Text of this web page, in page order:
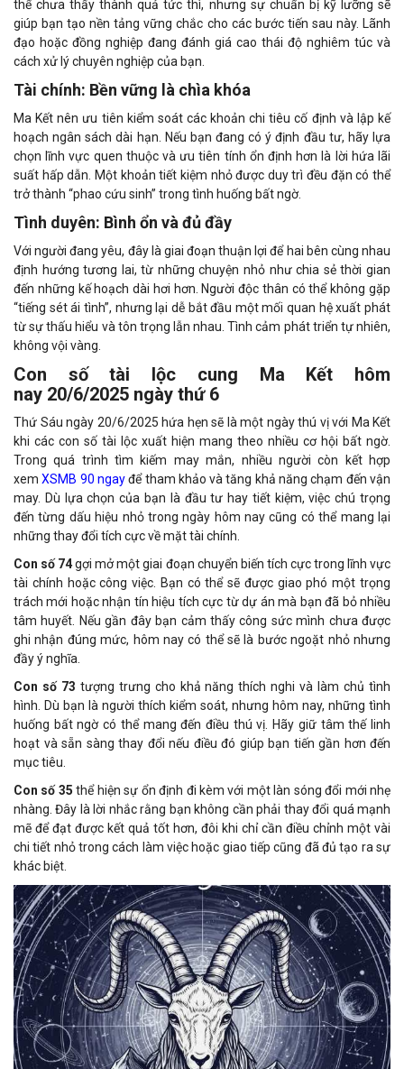
thể chưa thấy thành quả tức thì, nhưng sự chuẩn bị kỹ lưỡng sẽ
giúp bạn tạo nền tảng vững chắc cho các bước tiến sau này. Lãnh
đạo hoặc đồng nghiệp đang đánh giá cao thái độ nghiêm túc và
cách xử lý chuyên nghiệp của bạn.
Tài chính: Bền vững là chìa khóa
Ma Kết nên ưu tiên kiểm soát các khoản chi tiêu cố định và lập kế
hoạch ngân sách dài hạn. Nếu bạn đang có ý định đầu tư, hãy lựa
chọn lĩnh vực quen thuộc và ưu tiên tính ổn định hơn là lời hứa lãi
suất hấp dẫn. Một khoản tiết kiệm nhỏ được duy trì đều đặn có thể
trở thành “phao cứu sinh” trong tình huống bất ngờ.
Tình duyên: Bình ổn và đủ đầy
Với người đang yêu, đây là giai đoạn thuận lợi để hai bên cùng nhau
định hướng tương lai, từ những chuyện nhỏ như chia sẻ thời gian
đến những kế hoạch dài hơi hơn. Người độc thân có thể không gặp
“tiếng sét ái tình”, nhưng lại dễ bắt đầu một mối quan hệ xuất phát
từ sự thấu hiểu và tôn trọng lẫn nhau. Tình cảm phát triển tự nhiên,
không vội vàng.
Con số tài lộc cung Ma Kết hôm
nay 20/6/2025 ngày thứ 6
Thứ Sáu ngày 20/6/2025 hứa hẹn sẽ là một ngày thú vị với Ma Kết
khi các con số tài lộc xuất hiện mang theo nhiều cơ hội bất ngờ.
Trong quá trình tìm kiếm may mắn, nhiều người còn kết hợp
xemXSMB 90 ngayđể tham khảo và tăng khả năng chạm đến vận
may. Dù lựa chọn của bạn là đầu tư hay tiết kiệm, việc chú trọng
đến từng dấu hiệu nhỏ trong ngày hôm nay cũng có thể mang lại
những thay đổi tích cực về mặt tài chính.
Con số 74gợi mở một giai đoạn chuyển biến tích cực trong lĩnh vực
tài chính hoặc công việc. Bạn có thể sẽ được giao phó một trọng
trách mới hoặc nhận tín hiệu tích cực từ dự án mà bạn đã bỏ nhiều
tâm huyết. Nếu gần đây bạn cảm thấy công sức mình chưa được
ghi nhận đúng mức, hôm nay có thể sẽ là bước ngoặt nhỏ nhưng
đầy ý nghĩa.
Con số 73 tượng trưng cho khả năng thích nghi và làm chủ tình
hình. Dù bạn là người thích kiểm soát, nhưng hôm nay, những tình
huống bất ngờ có thể mang đến điều thú vị. Hãy giữ tâm thế linh
hoạt và sẵn sàng thay đổi nếu điều đó giúp bạn tiến gần hơn đến
mục tiêu.
Con số 35 thể hiện sự ổn định đi kèm với một làn sóng đổi mới nhẹ
nhàng. Đây là lời nhắc rằng bạn không cần phải thay đổi quá mạnh
mẽ để đạt được kết quả tốt hơn, đôi khi chỉ cần điều chỉnh một vài
chi tiết nhỏ trong cách làm việc hoặc giao tiếp cũng đã đủ tạo ra sự
khác biệt.